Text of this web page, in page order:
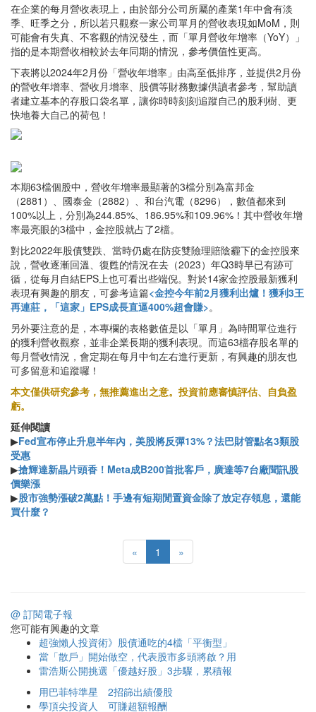
在企業的每月營收表現上，由於部分公司所屬的產業1年中會有淡
季、旺季之分，所以若只觀察一家公司單月的營收表現如MoM，則
可能會有失真、不客觀的情況發生，而「單月營收年增率（YoY）」
指的是本期營收相較於去年同期的情況，參考價值性更高。
下表將以2024年2月份「營收年增率」由高至低排序，並提供2月份
的營收年增率、營收月增率、股價等財務數據供讀者參考，幫助讀
者建立基本的存股口袋名單，讓你時時刻刻追蹤自己的股利樹、更
快地養大自己的荷包！
本期63檔個股中，營收年增率最顯著的3檔分別為富邦金
（2881）、國泰金（2882）、和台汽電（8296），數值都來到
100%以上，分別為244.85%、186.95%和109.96%！其中營收年增
率最亮眼的3檔中，金控股就占了2檔。
對比2022年股債雙跌、當時仍處在防疫雙險理賠陰霾下的金控股來
說，營收逐漸回溫、復甦的情況在去（2023）年Q3時早已有跡可
循，從每月自結EPS上也可看出些端倪。對於14家金控股最新獲利
表現有興趣的朋友，可參考這篇<金控今年前2月獲利出爐！獲利3王
再連莊，「這家」EPS成長直逼400%超會賺>。
另外要注意的是，本專欄的表格數值是以「單月」為時間單位進行
的獲利營收觀察，並非企業長期的獲利表現。而這63檔存股名單的
每月營收情況，會定期在每月中旬左右進行更新，有興趣的朋友也
可多留意和追蹤囉！
本文僅供研究參考，無推薦進出之意。投資前應審慎評估、自負盈
虧。
延伸閱讀
▶Fed宣布停止升息半年內，美股將反彈13%？法巴財管點名3類股
受惠
▶搶輝達新晶片頭香！Meta成B200首批客戶，廣達等7台廠聞訊股
價樂漲
▶股市強勢漲破2萬點！手邊有短期閒置資金除了放定存領息，還能
買什麼？
« 1 »
@ 訂閱電子報
您可能有興趣的文章
超強懶人投資術》股債通吃的4檔「平衡型」
當「散戶」開始做空，代表股市多頭將啟？用
雷浩斯公開挑選「優越好股」3步驟，累積報
用巴菲特準星 2招篩出績優股
學頂尖投資人 可賺超額報酬